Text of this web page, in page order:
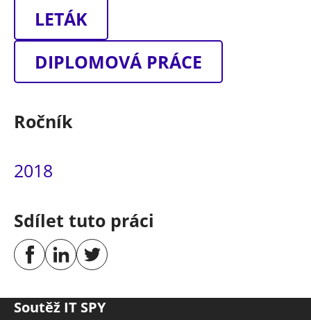
LETÁK
DIPLOMOVÁ PRÁCE
Ročník
2018
Sdílet tuto práci
Soutěž IT SPY